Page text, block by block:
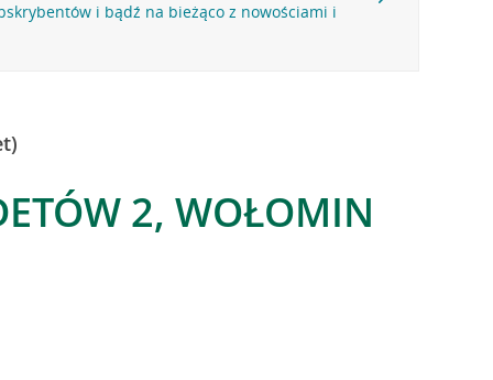
i bądź na bieżąco z nowościami i
2, WOŁOMIN